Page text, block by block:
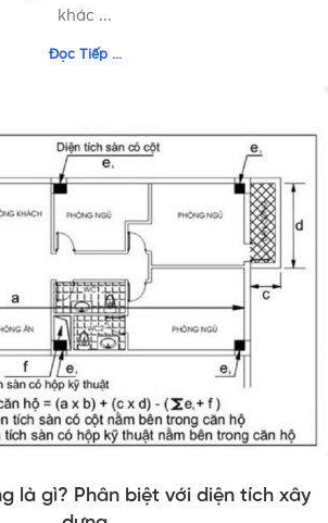
khác ...
Đọc Tiếp ...
là gì? Phân biệt với diện tích xây